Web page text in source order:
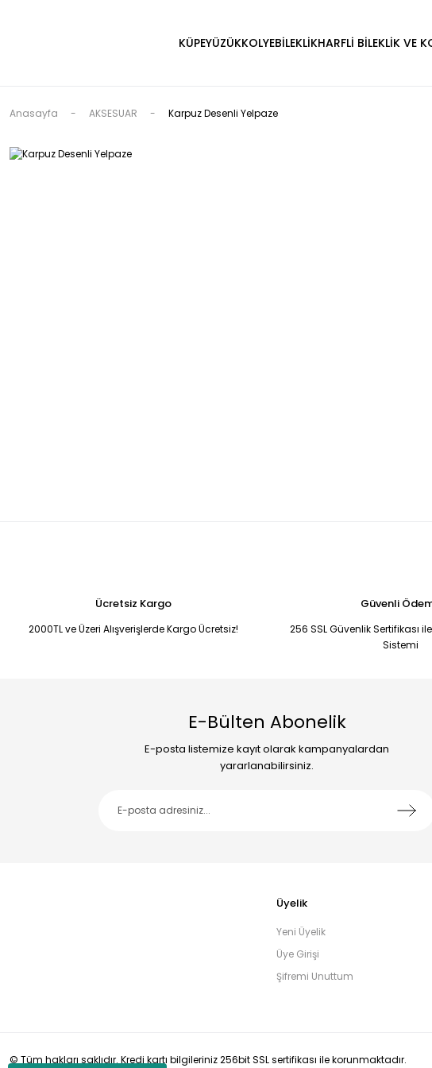
KÜPEYÜZÜKKOLYEBİLEKLİKHARFLİ BİLEKLİK VE
Anasayfa AKSESUAR Karpuz Desenli Yelpaze
Ücretsiz Kargo
2000TL ve Üzeri Alışverişlerde Kargo Ücretsiz!
Güvenli
256 SSL Güvenlik Sertifikası
Sistemi
E-Bülten Abonelik
E-posta listemize kayıt olarak kampanyalardan
yararlanabilirsiniz.
Üyelik
Yeni Üyelik
Üye Girişi
Şifremi Unuttum
© Tüm hakları saklıdır. Kredi kartı bilgileriniz 256bit SSL sertifikası ile korunmaktadır.